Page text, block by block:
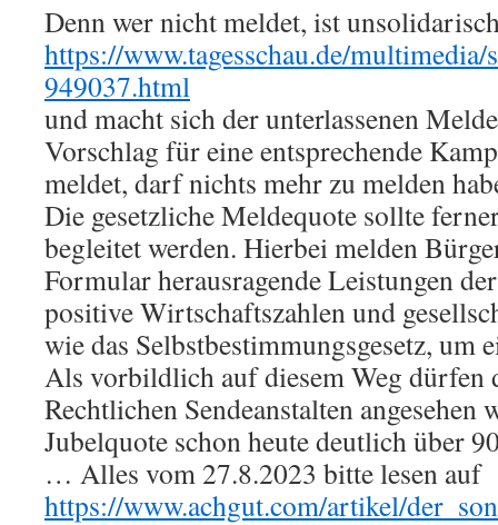
Denn wer nicht meldet, ist
https://www.tagesschau.de/
949037.html
und macht sich der unterlassenen
Vorschlag für eine entsprechende
meldet, darf nichts mehr zu melden
Die gesetzliche Meldequote sollte
begleitet werden. Hierbei melden
Formular herausragende Leistungen
positive Wirtschaftszahlen und
wie das Selbstbestimmungsgesetz, um
Als vorbildlich auf diesem Weg dürfen
Rechtlichen Sendeanstalten angesehen
Jubelquote schon heute deutlich über
… Alles vom 27.8.2023 bitte lesen auf
https://www.achgut.com/artikel/